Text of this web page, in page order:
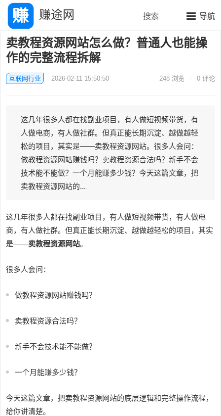
赚途网 导航
搜索
卖教程资源网站怎么做？普通人也能操
作的完整流程拆解
互联网行业 2026-02-11 15:50:50 248浏览 0 评论
这几年很多人都在找副业项目，有人做短视频带货，有
人做电商，有人做社群。但真正能长期沉淀、越做越轻
松的项目，其实是——卖教程资源网站。很多人会问：
做教程资源网站赚钱吗？卖教程资源合法吗？新手不会
技术能不能做？一个月能赚多少钱？今天这篇文章，把
卖教程资源网站的...
这几年很多人都在找副业项目，有人做短视频带货，有人做电
商，有人做社群。但真正能长期沉淀、越做越轻松的项目，其实
是——卖教程资源网站。
很多人会问：
做教程资源网站赚钱吗？
卖教程资源合法吗？
新手不会技术能不能做？
一个月能赚多少钱？
今天这篇文章，把卖教程资源网站的底层逻辑和完整操作流程，
给你讲清楚。